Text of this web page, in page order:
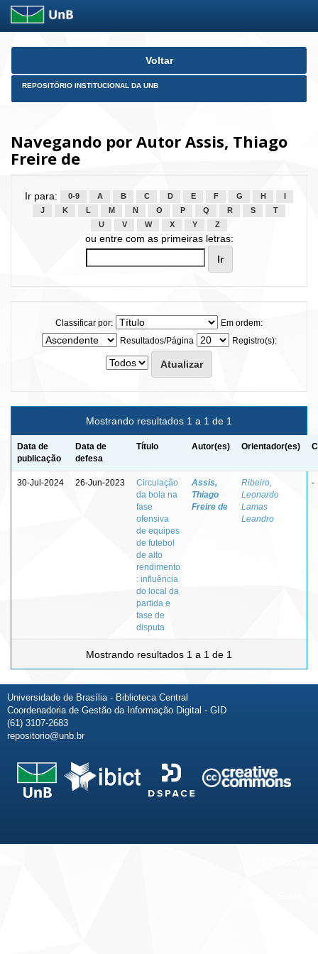
Skip
Voltar
REPOSITÓRIO INSTITUCIONAL DA UNB
Navegando por Autor Assis, Thiago
Freire de
Ir para: 0-9 A B C D E F G H
J
K L M N O P Q R S
T
U
V W X Y Z
ou entre com as primeiras letras:
Classificar por:
Em ordem:
Resultados/Página
Registro(s):
Mostrando resultados 1 a 1 de 1
Data de
publicação
Data de
defesa
Título Autor(es) Orientador(es)
30-Jul-2024 26-Jun-2023
Circulação
da bola na
fase
ofensiva
de equipes
de futebol
de alto
rendimento
: influência
do local da
partida e
fase de
disputa
Assis,
Thiago
Freire de
Ribeiro,
Leonardo
Lamas
Leandro
-
Mostrando resultados 1 a 1 de 1
Universidade de Brasília - Biblioteca Central
Coordenadoria de Gestão da Informação Digital - GID
(61) 3107-2683
repositorio@unb.br